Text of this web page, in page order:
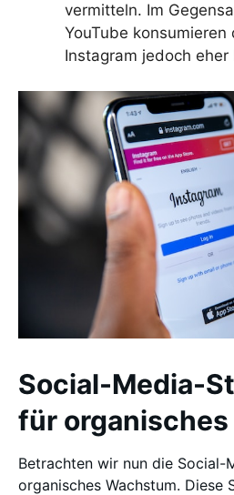
vermitteln. Im
YouTube
Instagram jedoch eher
Social-Media-
für
Betrachten wir nun die Social-
organisches Wachstum. Diese